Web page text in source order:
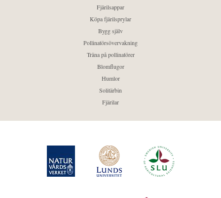
Fjärilsappar
Köpa fjärilsprylar
Bygg själv
Pollinatörsövervakning
Träna på pollinatörer
Blomflugor
Humlor
Solitärbin
Fjärilar